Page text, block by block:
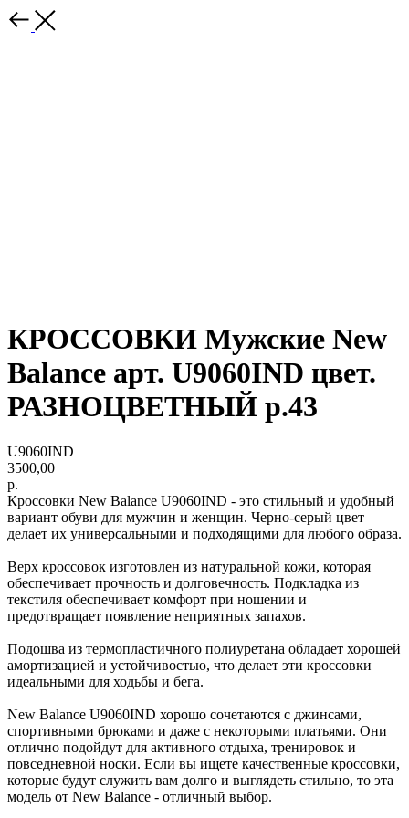
КРОССОВКИ Мужские New
Balance арт. U9060IND цвет.
РАЗНОЦВЕТНЫЙ р.43
U9060IND
3500,00
р.
Кроссовки New Balance U9060IND - это стильный и удобный
вариант обуви для мужчин и женщин. Черно-серый цвет
делает их универсальными и подходящими для любого образа.
Верх кроссовок изготовлен из натуральной кожи, которая
обеспечивает прочность и долговечность. Подкладка из
текстиля обеспечивает комфорт при ношении и
предотвращает появление неприятных запахов.
Подошва из термопластичного полиуретана обладает хорошей
амортизацией и устойчивостью, что делает эти кроссовки
идеальными для ходьбы и бега.
New Balance U9060IND хорошо сочетаются с джинсами,
спортивными брюками и даже с некоторыми платьями. Они
отлично подойдут для активного отдыха, тренировок и
повседневной носки. Если вы ищете качественные кроссовки,
которые будут служить вам долго и выглядеть стильно, то эта
модель от New Balance - отличный выбор.